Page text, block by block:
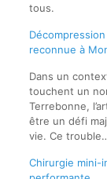
tous.
reconnue à
Dans un
touchent un
Terrebonne,
être un défi
vie. Ce
Chirurgie mini-